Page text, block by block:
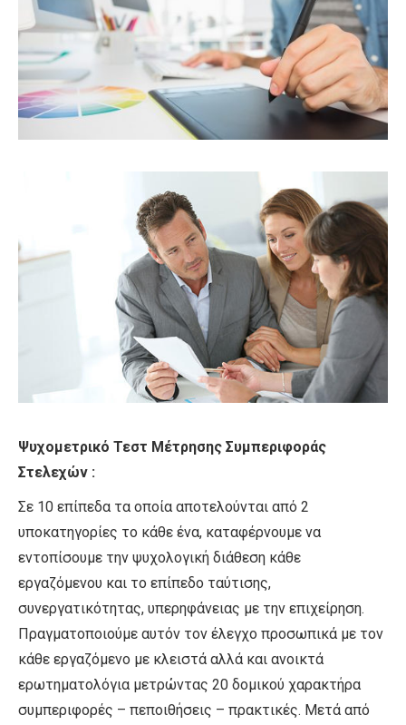
Ψυχομετρικό Τεστ Μέτρησης Συμπεριφοράς
Στελεχών :
Σε 10 επίπεδα τα οποία αποτελούνται από 2
υποκατηγορίες το κάθε ένα, καταφέρνουμε να
εντοπίσουμε την ψυχολογική διάθεση κάθε
εργαζόμενου και το επίπεδο ταύτισης,
συνεργατικότητας, υπερηφάνειας με την επιχείρηση.
Πραγματοποιούμε αυτόν τον έλεγχο προσωπικά με τον
κάθε εργαζόμενο με κλειστά αλλά και ανοικτά
ερωτηματολόγια μετρώντας 20 δομικού χαρακτήρα
συμπεριφορές – πεποιθήσεις – πρακτικές. Μετά από